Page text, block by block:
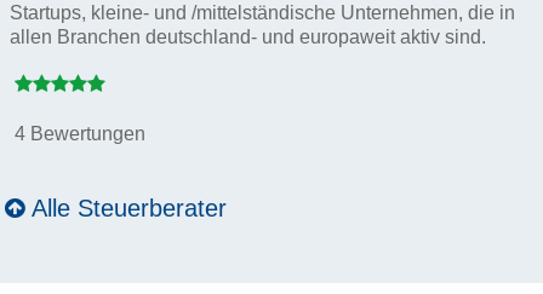
Startups, kleine- und /mittelständische Unternehmen, die in
allen Branchen deutschland- und europaweit aktiv sind.
4 Bewertungen
Alle Steuerberater